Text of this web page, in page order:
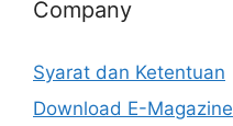
Company
Syarat dan Ketentuan
Download E-Magazine